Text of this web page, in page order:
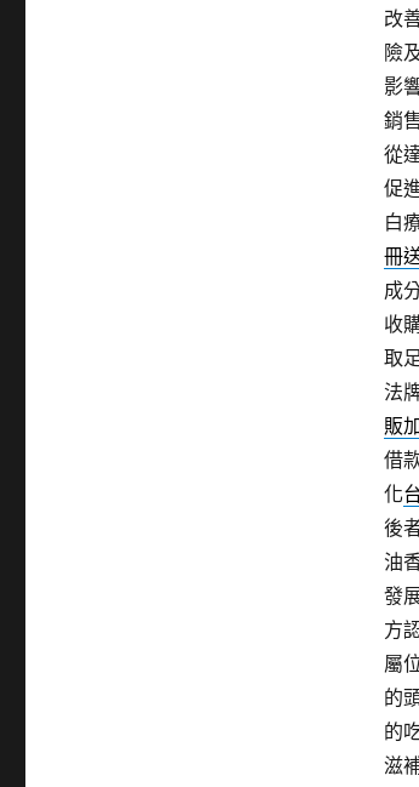
改
險
影
銷
從
促
白
冊
成
收
取
法
販
借
化
後
油
發
方
屬
的
的
滋